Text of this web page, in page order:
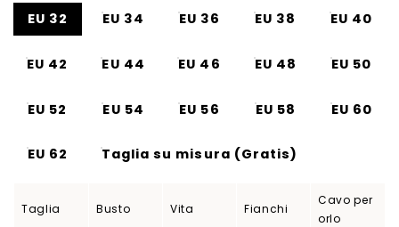
EU 32 EU 34 EU 36 EU 38 EU 40
EU 42 EU 44 EU 46 EU 48 EU 50
EU 52 EU 54 EU 56 EU 58 EU 60
EU 62 Taglia su misura (Gratis)
Taglia Busto Vita Fianchi
Cavo per
orlo